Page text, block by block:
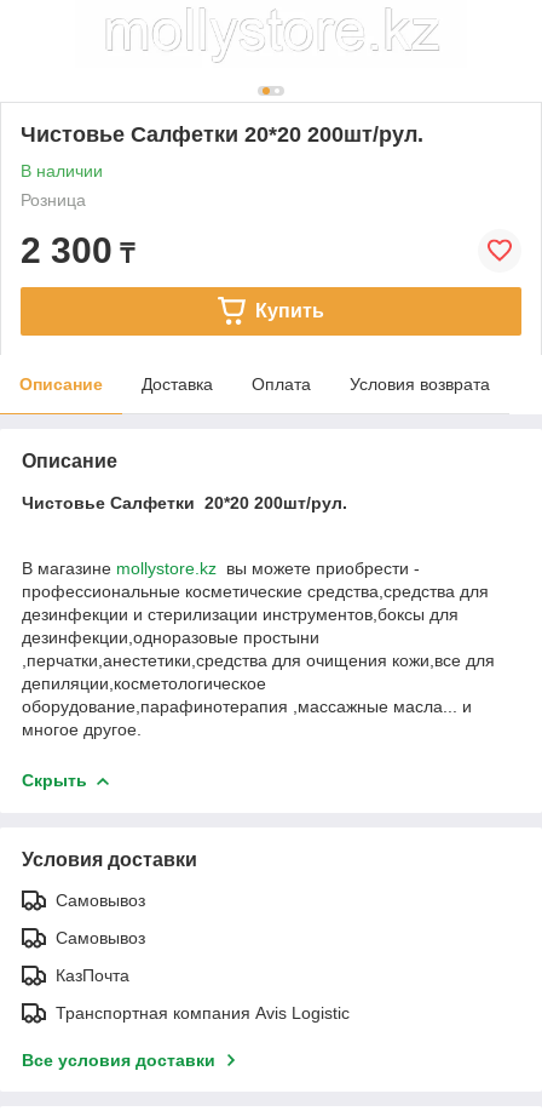
Чистовье Салфетки 20*20 200шт/рул.
В наличии
Розница
2 300 ₸
Купить
Описание Доставка Оплата Условия возврата
Описание
Чистовье Салфетки 20*20 200шт/рул.
В магазине mollystore.kz вы можете приобрести -
профессиональные косметические средства,средства для
дезинфекции и стерилизации инструментов,боксы для
дезинфекции,одноразовые простыни
,перчатки,анестетики,средства для очищения кожи,все для
депиляции,косметологическое
оборудование,парафинотерапия ,массажные масла... и
многое другое.
Скрыть
Условия доставки
Самовывоз
Самовывоз
КазПочта
Транспортная компания Avis Logistic
Все условия доставки